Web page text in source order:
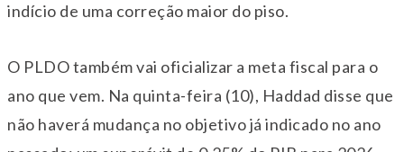
indício de uma correção maior do piso.
O PLDO também vai oficializar a meta fiscal para o
ano que vem. Na quinta-feira (10), Haddad disse que
não haverá mudança no objetivo já indicado no ano